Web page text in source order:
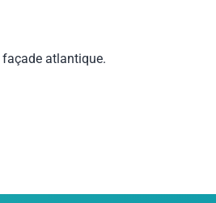
façade atlantique.